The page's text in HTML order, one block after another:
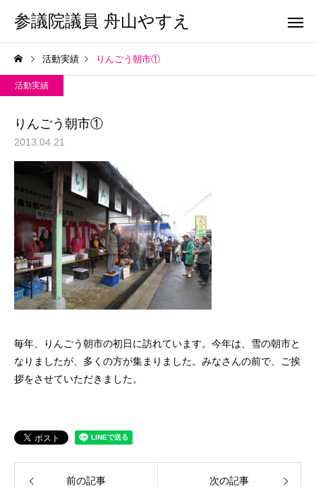
参議院議員 舟山やすえ
活動実績 りんごう朝市①
活動実績
りんごう朝市①
2013.04.21
毎年、りんごう朝市の初日に訪れています。今年は、雪の朝市と
なりましたが、多くの方が集まりました。みなさんの前で、ご挨
拶をさせていただきました。
前の記事 次の記事